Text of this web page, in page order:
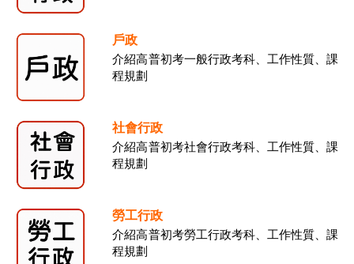
戶政
介紹高普初考一般行政考科、工作性質、課
程規劃
社會行政
介紹高普初考社會行政考科、工作性質、課
程規劃
勞工行政
介紹高普初考勞工行政考科、工作性質、課
程規劃